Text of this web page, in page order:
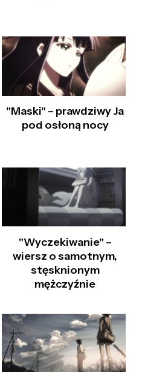
"Maski" – prawdziwy Ja
pod osłoną nocy
"Wyczekiwanie" –
wiersz o samotnym,
stęsknionym
mężczyźnie